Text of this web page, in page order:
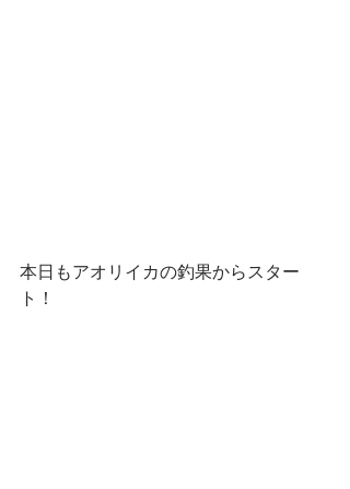
本日もアオリイカの釣果からスター
ト！